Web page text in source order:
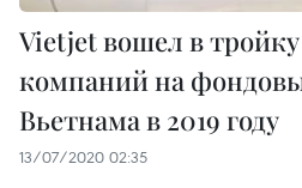
Vietjet вошел в
компаний на
Вьетнама в 2019 году
13/07/2020 02:35